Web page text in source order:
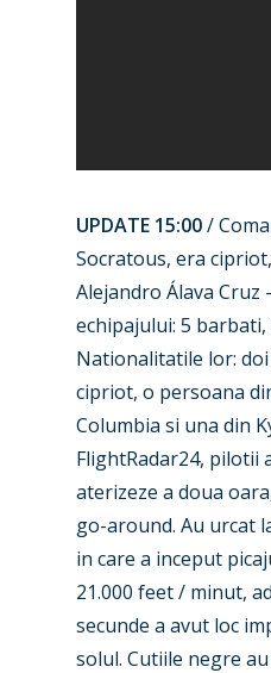
UPDATE 15:00/
Socratous, era
Alejandro Álava Cruz
echipajului: 5 barbati,
Nationalitatile lor:
cipriot, o persoana
Columbia si una din
FlightRadar24, pilotii
aterizeze a doua
go-around. Au urcat
in care a inceput
21.000 feet / minut,
secunde a avut loc
solul. Cutiile negre